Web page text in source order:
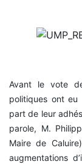
Avant le vote
politiques ont eu
part de leur
parole, M.
Maire de
augmentations